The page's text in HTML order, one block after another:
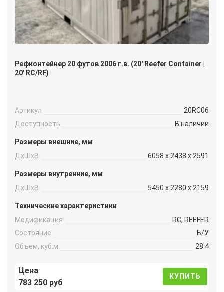
Рефконтейнер 20 футов 2006 г.в. (20′ Reefer Container |
20′ RC/RF)
Артикул
20RC06
Доступность
В наличии
Размеры внешние, мм
ДxШxВ
6058 x 2438 x 2591
Размеры внутренние, мм
ДxШxВ
5450 x 2280 x 2159
Технические характеристики
Модификация
RC, REEFER
Состояние
Б/У
Объем, куб.м
28.4
Цена
783 250 руб
КУПИТЬ